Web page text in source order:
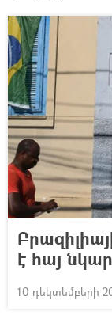
է հայ
10 դեկտեմբերի